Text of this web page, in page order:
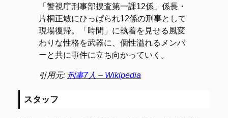
「警視庁刑事部捜査第一課12係」係長・
片桐正敏にひっぱられ12係の刑事として
現場復帰。「時間」に執着を見せる風変
わりな性格を武器に、個性溢れるメンバ
ーと共に事件に立ち向かっていく。
引用元: 刑事7人 – Wikipedia
スタッフ